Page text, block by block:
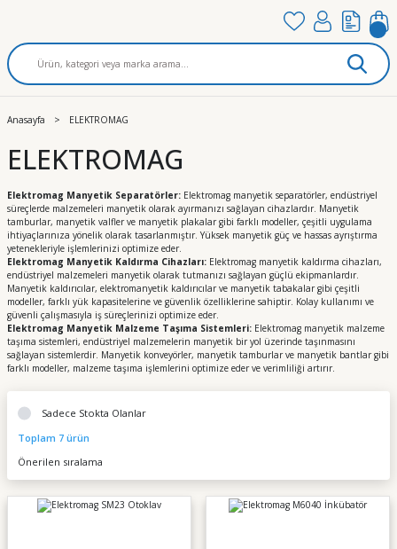
Anasayfa ELEKTROMAG
ELEKTROMAG
Elektromag Manyetik Separatörler: Elektromag manyetik separatörler, endüstriyel
süreçlerde malzemeleri manyetik olarak ayırmanızı sağlayan cihazlardır. Manyetik
tamburlar, manyetik valfler ve manyetik plakalar gibi farklı modeller, çeşitli uygulama
ihtiyaçlarınıza yönelik olarak tasarlanmıştır. Yüksek manyetik güç ve hassas ayrıştırma
yetenekleriyle işlemlerinizi optimize eder.
Elektromag Manyetik Kaldırma Cihazları: Elektromag manyetik kaldırma cihazları,
endüstriyel malzemeleri manyetik olarak tutmanızı sağlayan güçlü ekipmanlardır.
Manyetik kaldırıcılar, elektromanyetik kaldırıcılar ve manyetik tabakalar gibi çeşitli
modeller, farklı yük kapasitelerine ve güvenlik özelliklerine sahiptir. Kolay kullanımı ve
güvenli çalışmasıyla iş süreçlerinizi optimize eder.
Elektromag Manyetik Malzeme Taşıma Sistemleri: Elektromag manyetik malzeme
taşıma sistemleri, endüstriyel malzemelerin manyetik bir yol üzerinde taşınmasını
sağlayan sistemlerdir. Manyetik konveyörler, manyetik tamburlar ve manyetik bantlar gibi
farklı modeller, malzeme taşıma işlemlerini optimize eder ve verimliliği artırır.
Sadece Stokta Olanlar
Toplam 7 ürün